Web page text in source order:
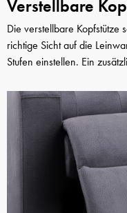
Verstellbare
Die verstellbare Kopfstütze
richtige Sicht auf die
Stufen einstellen. Ein